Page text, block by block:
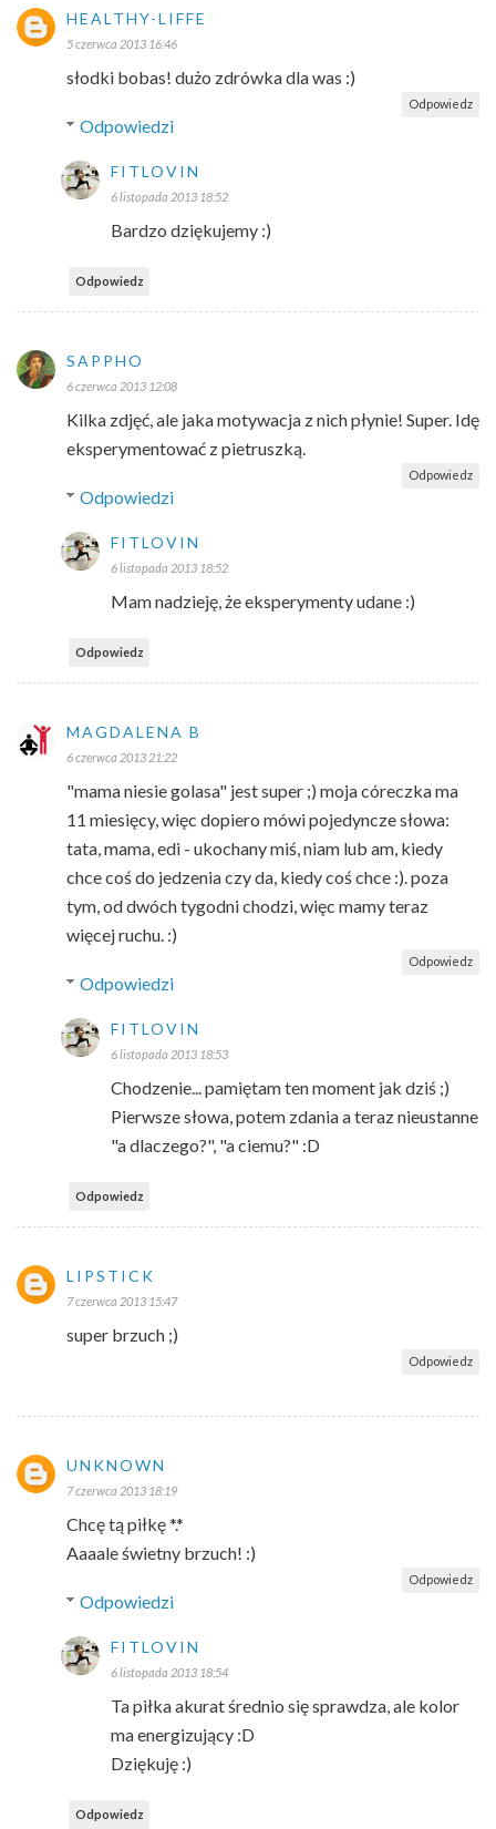
HEALTHY-LIFFE
5 czerwca 2013 16:46
słodki bobas! dużo zdrówka dla was :)
Odpowiedz
Odpowiedzi
FITLOVIN
6 listopada 2013 18:52
Bardzo dziękujemy :)
Odpowiedz
SAPPHO
6 czerwca 2013 12:08
Kilka zdjęć, ale jaka motywacja z nich płynie! Super. Idę
eksperymentować z pietruszką.
Odpowiedz
Odpowiedzi
FITLOVIN
6 listopada 2013 18:52
Mam nadzieję, że eksperymenty udane :)
Odpowiedz
MAGDALENA B
6 czerwca 2013 21:22
"mama niesie golasa" jest super ;) moja córeczka ma
11 miesięcy, więc dopiero mówi pojedyncze słowa:
tata, mama, edi - ukochany miś, niam lub am, kiedy
chce coś do jedzenia czy da, kiedy coś chce :). poza
tym, od dwóch tygodni chodzi, więc mamy teraz
więcej ruchu. :)
Odpowiedz
Odpowiedzi
FITLOVIN
6 listopada 2013 18:53
Chodzenie... pamiętam ten moment jak dziś ;)
Pierwsze słowa, potem zdania a teraz nieustanne
"a dlaczego?", "a ciemu?" :D
Odpowiedz
LIPSTICK
7 czerwca 2013 15:47
super brzuch ;)
Odpowiedz
UNKNOWN
7 czerwca 2013 18:19
Chcę tą piłkę *.*
Aaaale świetny brzuch! :)
Odpowiedz
Odpowiedzi
FITLOVIN
6 listopada 2013 18:54
Ta piłka akurat średnio się sprawdza, ale kolor
ma energizujący :D
Dziękuję :)
Odpowiedz